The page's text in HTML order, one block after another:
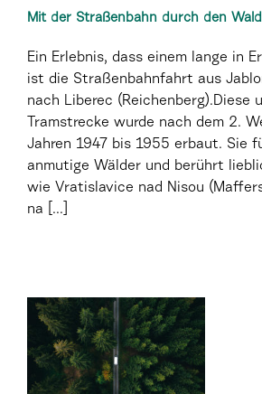
Mit der Straßenbahn durch den Wald
Ein Erlebnis, dass einem lange in
ist die Straßenbahnfahrt aus
nach Liberec (Reichenberg).Diese
Tramstrecke wurde nach dem 2.
Jahren 1947 bis 1955 erbaut. Sie
anmutige Wälder und berührt
wie Vratislavice nad Nisou
na [...]